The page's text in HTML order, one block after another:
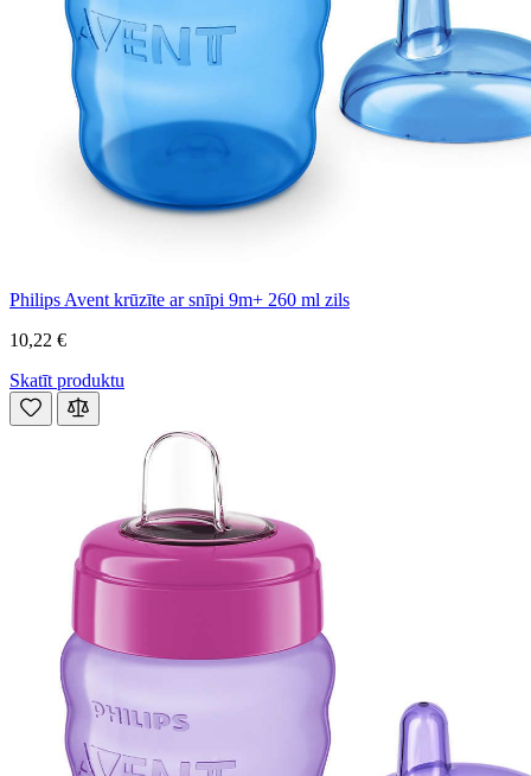
Philips Avent krūzīte ar snīpi 9m+ 260 ml zils
10,22 €
Skatīt produktu